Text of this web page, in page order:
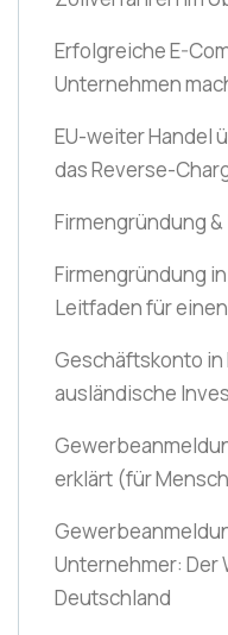
Erfolgreiche E-
Unternehmen
EU-weiter Handel
das Reverse-
Firmengründung
Firmengründung
Leitfaden für
Geschäftskonto in
ausländische
erklärt (für
Unternehmer: Der
Deutschland